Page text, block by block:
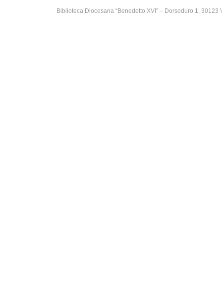
Biblioteca Diocesana “Benedetto XVI” – Dorsoduro 1, 30123